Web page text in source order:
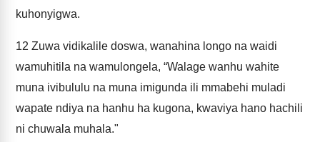
kuhonyigwa.
12 Zuwa vidikalile doswa, wanahina longo na waidi
wamuhitila na wamulongela, “Walage wanhu wahite
muna ivibululu na muna imigunda ili mmabehi muladi
wapate ndiya na hanhu ha kugona, kwaviya hano hachili
ni chuwala muhala."